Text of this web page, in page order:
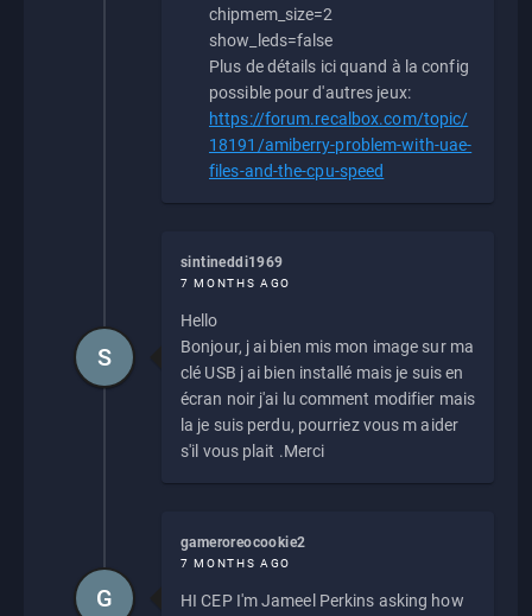
chipmem_size=2
show_leds=false
Plus de détails ici quand à la config
possible pour d'autres jeux:
https://forum.recalbox.com/topic/
18191/amiberry-problem-with-uae-
files-and-the-cpu-speed
sintineddi1969
7 MONTHS AGO
Hello
Bonjour, j ai bien mis mon image sur ma
clé USB j ai bien installé mais je suis en
écran noir j'ai lu comment modifier mais
la je suis perdu, pourriez vous m aider
s'il vous plait .Merci
S
gameroreocookie2
7 MONTHS AGO
HI CEP I'm Jameel Perkins asking how
G